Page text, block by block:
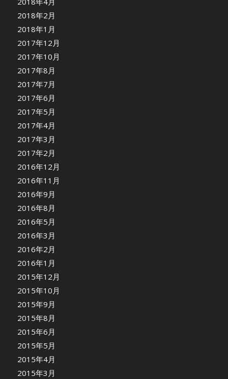
2018年2月
2018年1月
2017年12月
2017年10月
2017年8月
2017年7月
2017年6月
2017年5月
2017年4月
2017年3月
2017年2月
2016年12月
2016年11月
2016年9月
2016年8月
2016年5月
2016年3月
2016年2月
2016年1月
2015年12月
2015年10月
2015年9月
2015年8月
2015年6月
2015年5月
2015年4月
2015年3月